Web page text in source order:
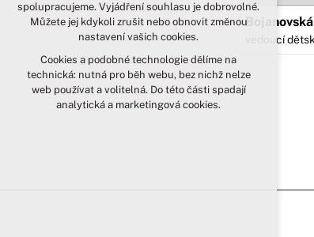
vedoucí
Více informací o cookies na našem webu
Přijmout všechny cookies
Odmítnout vše
spolupracujeme. Vyjádření souhlasu je dobrovolné.
Můžete jej kdykoli zrušit nebo obnovit změnou
nastavení vašich cookies.
Cookies a podobné technologie dělíme na
technická: nutná pro běh webu, bez nichž nelze
web používat a volitelná. Do této části spadají
analytická a marketingová cookies.